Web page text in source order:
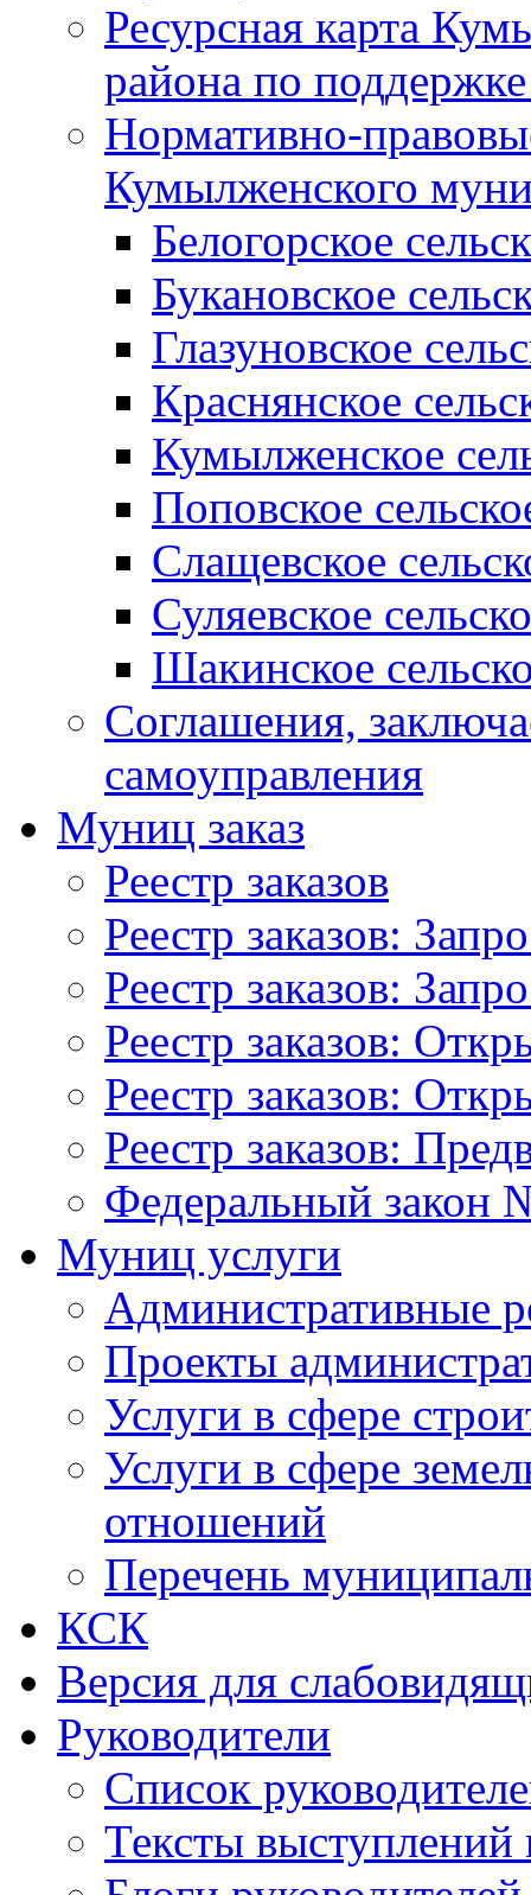
Ресурсная карта
района по
Нормативно-
Кумылженского
Белогорское
Букановское
Глазуновское
Краснянское
Кумылженское
Поповское
Слащевское
Суляевское
Шакинское
Соглашения,
самоуправления
Муниц заказ
Реестр заказов
Реестр заказов:
Реестр заказов:
Реестр заказов:
Реестр заказов:
Реестр заказов:
Федеральный закон
Муниц услуги
Административные
Проекты
Услуги в сфере
Услуги в сфере
отношений
Перечень
КСК
Версия для
Руководители
Список
Тексты выступлений